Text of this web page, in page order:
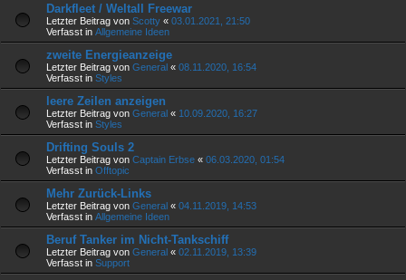
Darkfleet / Weltall Freewar
Letzter Beitrag von Scotty « 03.01.2021, 21:50
Verfasst in Allgemeine Ideen
zweite Energieanzeige
Letzter Beitrag von General « 08.11.2020, 16:54
Verfasst in Styles
leere Zeilen anzeigen
Letzter Beitrag von General « 10.09.2020, 16:27
Verfasst in Styles
Drifting Souls 2
Letzter Beitrag von Captain Erbse « 06.03.2020, 01:54
Verfasst in Offtopic
Mehr Zurück-Links
Letzter Beitrag von General « 04.11.2019, 14:53
Verfasst in Allgemeine Ideen
Beruf Tanker im Nicht-Tankschiff
Letzter Beitrag von General « 02.11.2019, 13:39
Verfasst in Support